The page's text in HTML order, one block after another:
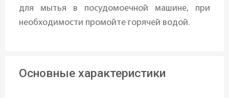
для мытья в посудомоечной машине, при
необходимости промойте горячей водой.
Основные характеристики